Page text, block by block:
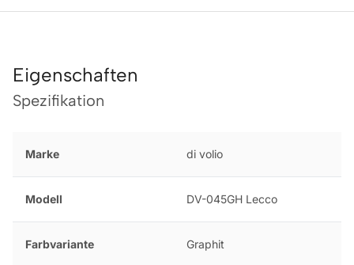
Eigenschaften
Spezifikation
Marke di volio
Modell DV-045GH Lecco
Farbvariante Graphit